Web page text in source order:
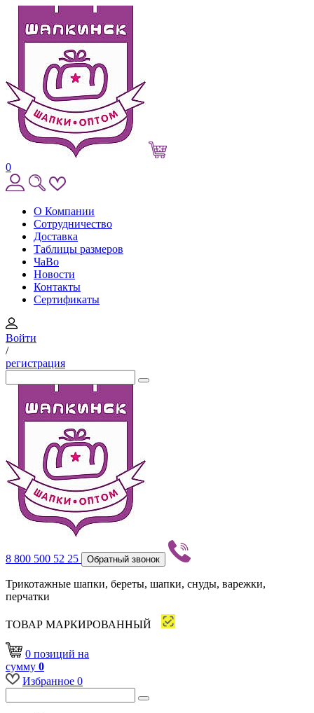
0
О Компании
Сотрудничество
Доставка
Таблицы размеров
ЧаВо
Новости
Контакты
Сертификаты
Войти
/
регистрация
8 800 500 52 25 Обратный звонок
Трикотажные шапки, береты, шапки, снуды, варежки,
перчатки
ТОВАР МАРКИРОВАННЫЙ
0 позиций на
сумму 0
Избранное 0